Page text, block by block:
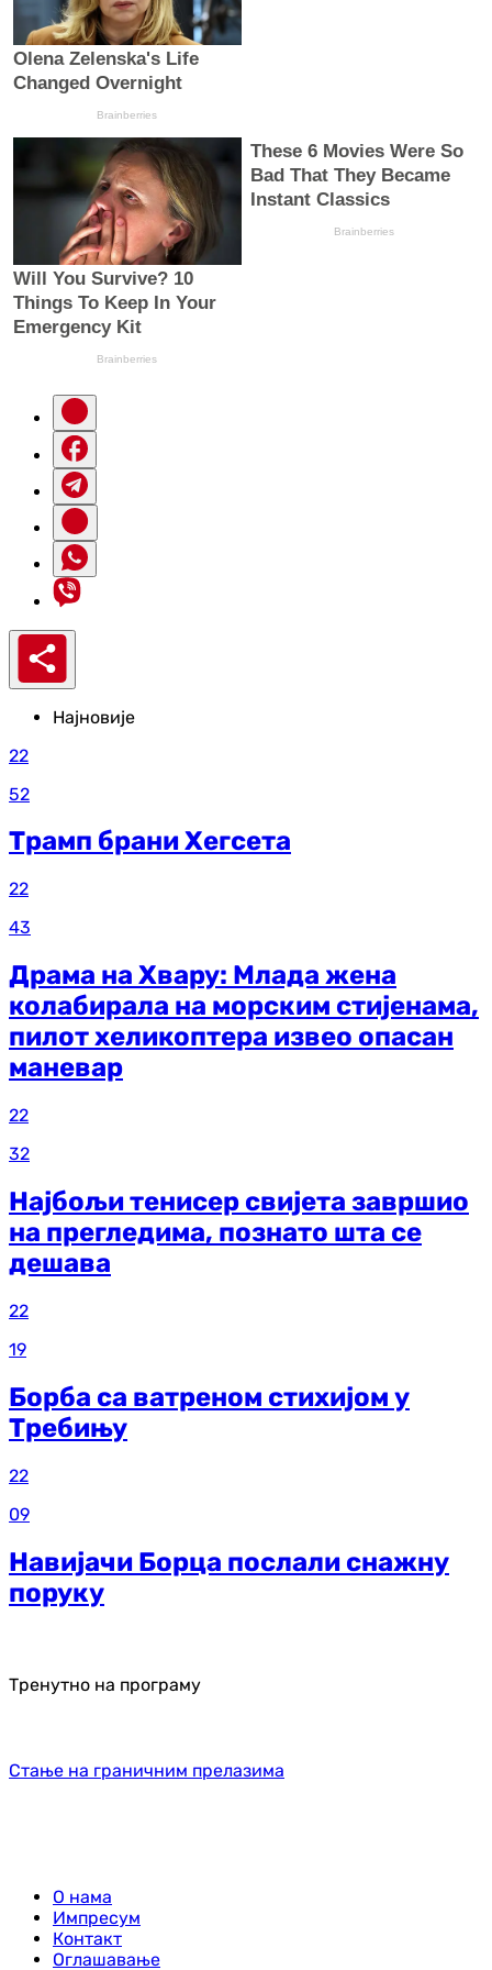
Најновије
22
52
Трамп брани Хегсета
22
43
Драма на Хвару: Млада жена
колабирала на морским стијенама,
пилот хеликоптера извео опасан
маневар
22
32
Најбољи тенисер свијета завршио
на прегледима, познато шта се
дешава
22
19
Борба са ватреном стихијом у
Требињу
22
09
Навијачи Борца послали снажну
поруку
Тренутно на програму
Стање на граничним прелазима
О нама
Импресум
Контакт
Оглашавање